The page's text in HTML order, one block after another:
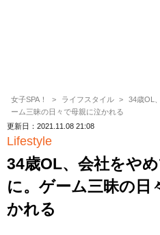
女子SPA！ ライフスタイル
34歳OL
ーム三昧の日々で母親に泣かれる
更新日：2021.11.08 21:08
Lifestyle
34歳OL、会社をや
に。ゲーム三昧の日
かれる